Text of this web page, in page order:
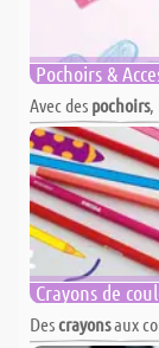
Pochoirs &
Avec des pochoirs,
Crayons de
Descrayonsaux